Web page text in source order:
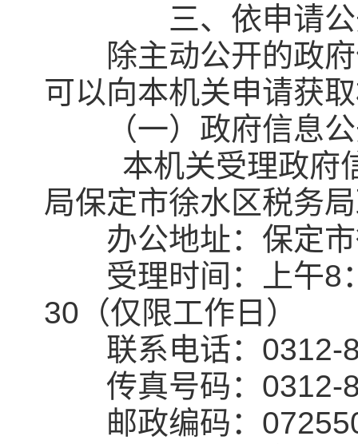
三、依申请公
除主动公开的政府
可以向本机关申请获
（一）政府信息公
本机关受理政府信
局保定市徐水区税务
办公地址：保定市
受理时间：上午8
30（仅限工作日）
联系电话：0312-
传真号码：0312-
邮政编码：